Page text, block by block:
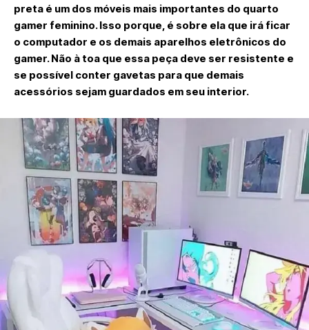
preta é um dos móveis mais importantes do quarto
gamer feminino. Isso porque, é sobre ela que irá ficar
o computador e os demais aparelhos eletrônicos do
gamer. Não à toa que essa peça deve ser resistente e
se possível conter gavetas para que demais
acessórios sejam guardados em seu interior.